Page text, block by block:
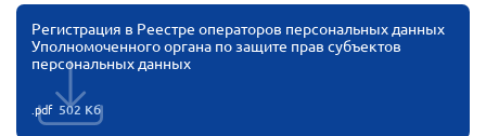
Регистрация в Реестре операторов персональных данных
Уполномоченного органа по защите прав субъектов
персональных данных
.pdf 502 Кб